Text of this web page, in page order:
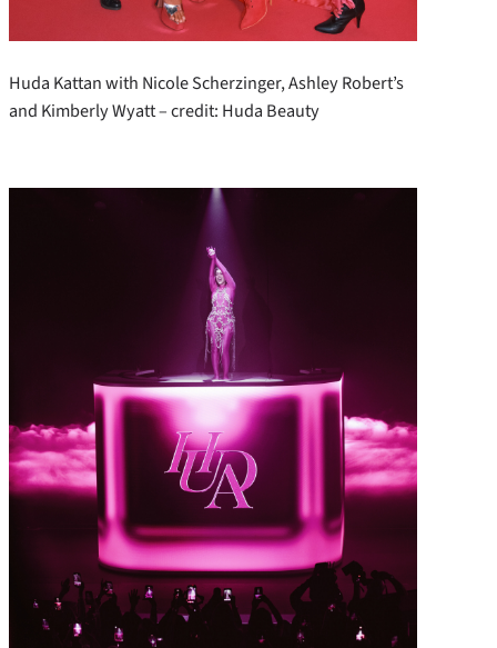
Huda Kattan with Nicole Scherzinger, Ashley Robert’s
and Kimberly Wyatt – credit: Huda Beauty